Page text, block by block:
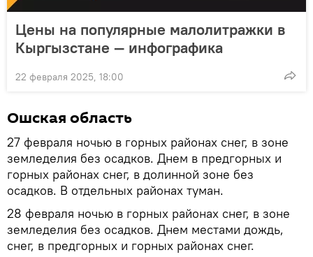
Цены на популярные малолитражки в
Кыргызстане — инфографика
22 февраля 2025, 18:00
Ошская область
27 февраля ночью в горных районах снег, в зоне
земледелия без осадков. Днем в предгорных и
горных районах снег, в долинной зоне без
осадков. В отдельных районах туман.
28 февраля ночью в горных районах снег, в зоне
земледелия без осадков. Днем местами дождь,
снег, в предгорных и горных районах снег.